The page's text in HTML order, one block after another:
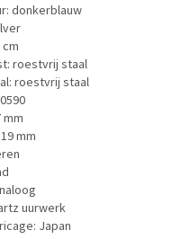
donkerblauw
roestvrij staal
roestvrij staal
mm
mm
uurwerk
Japan